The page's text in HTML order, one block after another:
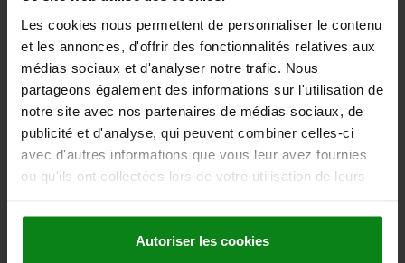
Les cookies nous permettent de personnaliser le contenu
et les annonces, d'offrir des fonctionnalités relatives aux
médias sociaux et d'analyser notre trafic. Nous
partageons également des informations sur l'utilisation de
notre site avec nos partenaires de médias sociaux, de
publicité et d'analyse, qui peuvent combiner celles-ci
avec d'autres informations que vous leur avez fournies
ou qu'ils ont collectées lors de votre utilisation de leurs
Autoriser les cookies
hors frais d’envoi